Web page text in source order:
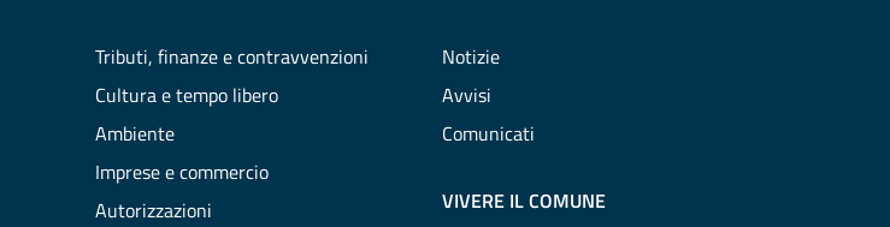
Tributi, finanze e contravvenzioni
Cultura e tempo libero
Ambiente
Imprese e commercio
Autorizzazioni
Notizie
Avvisi
Comunicati
VIVERE IL COMUNE